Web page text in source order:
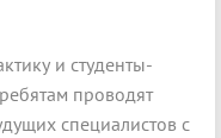
и студенты-
проводят
специалистов с